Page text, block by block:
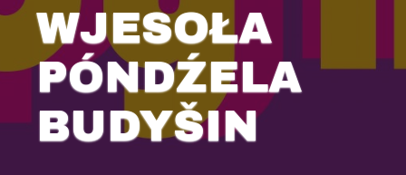
WJESOŁA
PÓNDŹELA
BUDYŠIN